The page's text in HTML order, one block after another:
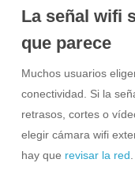
La señal wifi
que parece
Muchos usuarios
conectividad. Si la
retrasos, cortes o
elegir cámara wifi
hay que revisar la red